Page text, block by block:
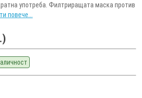
употреба. Филтриращата маска против
повече...